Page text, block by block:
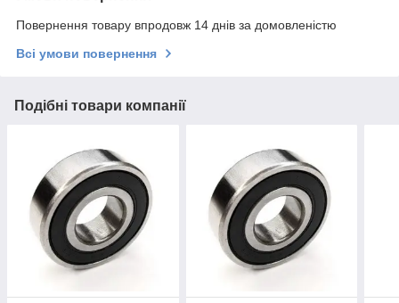
Повернення товару впродовж 14 днів за домовленістю
Всі умови повернення
Подібні товари компанії